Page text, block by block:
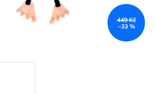
449 Kč
–33 %